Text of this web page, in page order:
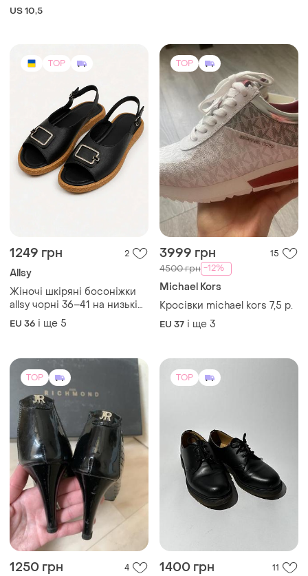
US 10,5
TOP
1249 грн 2
Allsy
Жіночі шкіряні босоніжки
allsy чорні 36–41 на низькій
підошві
EU 36 і ще 5
TOP
3999 грн 15
4500 грн -12%
Michael Kors
Кросівки michael kors 7,5 р.
EU 37 і ще 3
TOP
1250 грн 4
TOP
1400 грн 11